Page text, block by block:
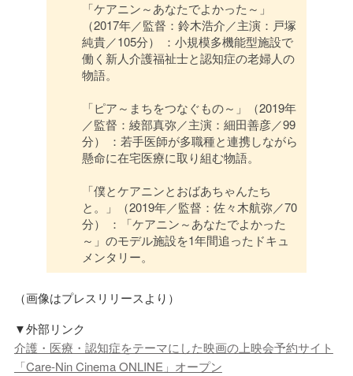
「ケアニン～あなたでよかった～」
（2017年／監督：鈴木浩介／主演：戸塚
純貴／105分） ：小規模多機能型施設で
働く新人介護福祉士と認知症の老婦人の
物語。
「ピア～まちをつなぐもの～」（2019年
／監督：綾部真弥／主演：細田善彦／99
分） ：若手医師が多職種と連携しながら
懸命に在宅医療に取り組む物語。
「僕とケアニンとおばあちゃんたち
と。」（2019年／監督：佐々木航弥／70
分） ：「ケアニン～あなたでよかった
～」のモデル施設を1年間追ったドキュ
メンタリー。
（画像はプレスリリースより）
▼外部リンク
介護・医療・認知症をテーマにした映画の上映会予約サイト
「Care-Nin Cinema ONLINE」オープン